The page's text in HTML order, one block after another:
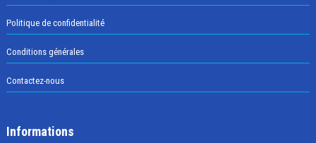
Politique de confidentialité
Conditions générales
Contactez-nous
Informations